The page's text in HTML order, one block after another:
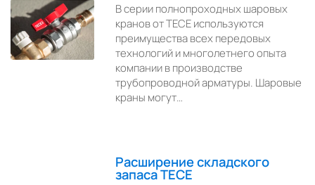
В серии полнопроходных шаровых
кранов от ТЕСЕ используются
преимущества всех передовых
технологий и многолетнего опыта
компании в производстве
трубопроводной арматуры. Шаровые
краны могут…
Расширение складского
запаса TECE